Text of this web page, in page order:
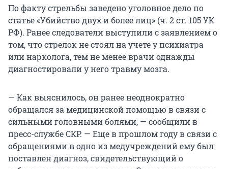
По факту стрельбы заведено уголовное дело по
статье «Убийство двух и более лиц» (ч. 2 ст. 105 УК
РФ). Ранее следователи выступили с заявлением о
том, что стрелок не стоял на учете у психиатра
или нарколога, тем не менее врачи однажды
диагностировали у него травму мозга.
— Как выяснилось, он ранее неоднократно
обращался за медицинской помощью в связи с
сильными головными болями, — сообщили в
пресс-службе СКР. — Еще в прошлом году в связи с
обращениями в одно из медучреждений ему был
поставлен диагноз, свидетельствующий о